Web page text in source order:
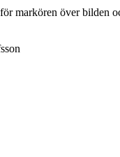
markören över bilden